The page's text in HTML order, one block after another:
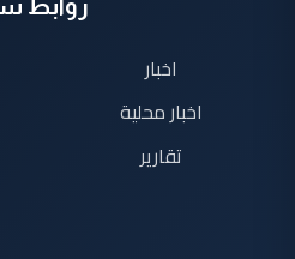
روابط
اخبار
اخبار محلية
تقارير